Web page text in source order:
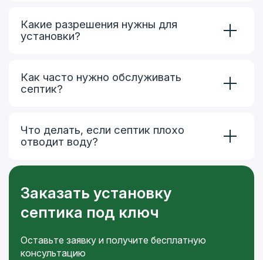
Какие разрешения нужны для
установки?
Как часто нужно обслуживать
септик?
Что делать, если септик плохо
отводит воду?
Заказать установку
септика под ключ
Оставьте заявку и получите бесплатную
консультацию